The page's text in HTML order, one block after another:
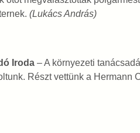
(Lukács András)
Iroda– A környezeti
Részt vettünk a Hermann